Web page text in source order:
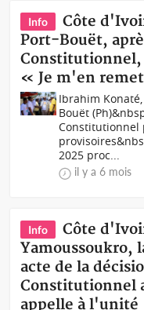
Info
Côte
Port-Bouët,
Constitutionnel,
« Je m'en
Ibrahim
Bouët
Constitutionnel
2025 proc...
il y a 6 mois
Info
Côte
Yamoussoukro,
acte de la
Constitutionnel
appelle à l'unité